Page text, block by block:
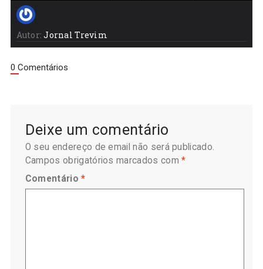
Autor: Jornal Trevim
0 Comentários
Deixe um comentário
O seu endereço de email não será publicado.
Campos obrigatórios marcados com*
Comentário*